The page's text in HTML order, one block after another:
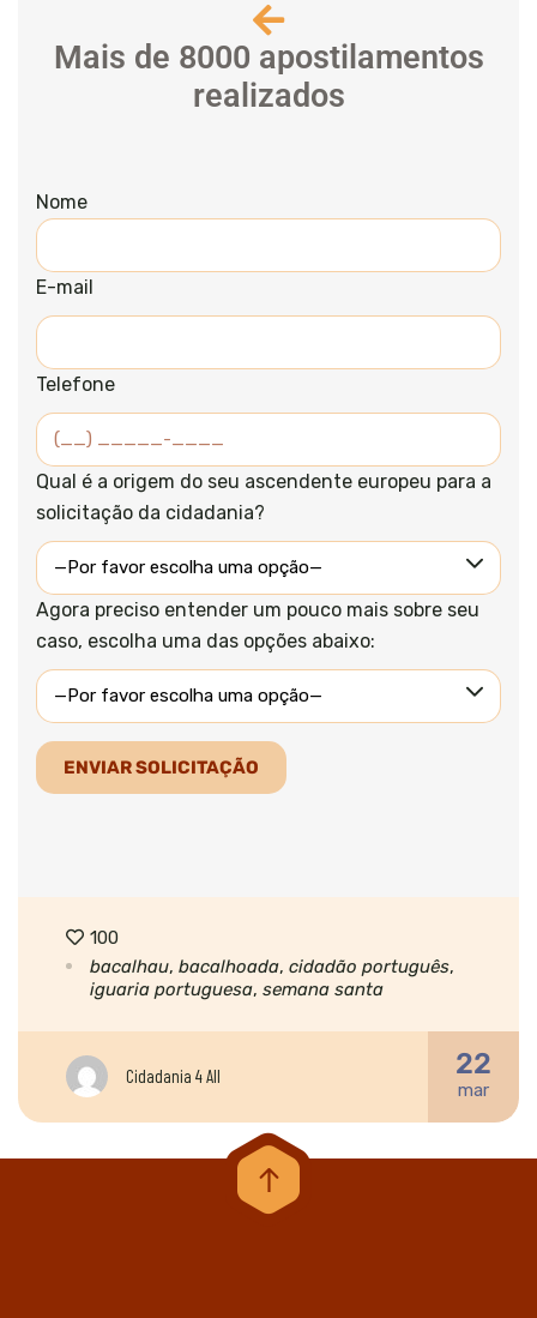
Mais de 8000 apostilamentos
realizados
Nome
E-mail
Telefone
Qual é a origem do seu ascendente europeu para a
solicitação da cidadania?
Agora preciso entender um pouco mais sobre seu
caso, escolha uma das opções abaixo:
100
bacalhau, bacalhoada, cidadão português,
iguaria portuguesa, semana santa
Cidadania 4 All 22
mar